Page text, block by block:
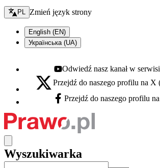
Zmień język - bieżący:
PL Zmień język strony
English (EN)
Українська (UA)
Youtube - otwiera się w nowej karcie
Odwiedź nasz kanał w
X - otwiera się w nowej karcie
Przejdź do naszego profilu na
Facebook - otwiera się w nowej karcie
Przejdź do naszego profilu
Wyszukiwarka